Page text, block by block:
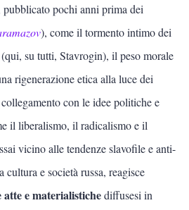
pubblicato pochi anni prima dei
), come il tormento intimo dei
su tutti, Stavrogin), il peso morale
rigenerazione etica alla luce dei
con le idee politiche e
il liberalismo, il radicalismo e il
vicino alle tendenze slavofile e anti-
e società russa, reagisce
atte e materialistichediffusesi in